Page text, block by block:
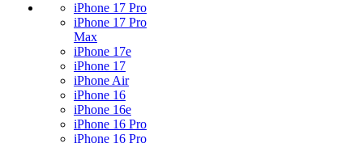
iPhone 17 Pro
iPhone 17 Pro
Max
iPhone 17e
iPhone 17
iPhone Air
iPhone 16
iPhone 16e
iPhone 16 Pro
iPhone 16 Pro